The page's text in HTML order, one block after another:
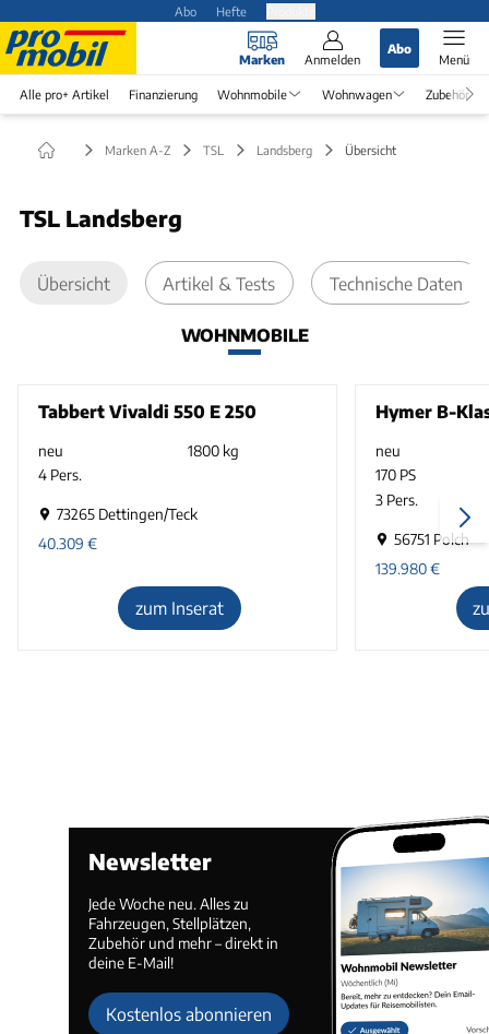
Abo Hefte
Marken Anmelden
Abo
Menü
Alle pro+ Artikel Finanzierung Wohnmobile Wohnwagen Zubehör
Marken A-Z TSL Landsberg Übersicht
TSL Landsberg
Übersicht Artikel & Tests Technische Daten
WOHNMOBILE
Tabbert Vivaldi 550 E 250
neu
1800 kg
4 Pers.
73265 Dettingen/Teck
40.309 €
zum Inserat
Hymer B-
neu
170 PS
3 Pers.
56751 Polch
139.980€
Newsletter
Jede Woche neu. Alles zu
Fahrzeugen, Stellplätzen,
Zubehör und mehr – direkt in
deine E-Mail!
Kostenlos abonnieren